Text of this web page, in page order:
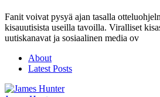
Fanit voivat pysyä ajan tasalla
kisauutisista useilla tavoilla. Viralliset
uutiskanavat ja sosiaalinen media ov
About
Latest Posts